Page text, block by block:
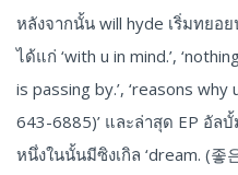
หลังจากนั้น will hyde เริ่มทยอ
ได้แก่ ‘with u in mind.’,
is passing by.’, ‘reasons
643-6885)’ และล่าสุด EP อัล
หนึ่งในนั้นมีซิงเกิล ‘dream. (좋